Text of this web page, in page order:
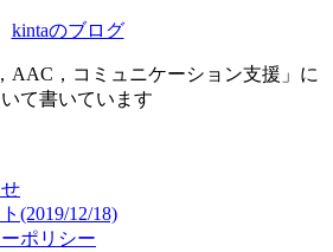
kintaのブログ
AAC，コミュニケーション支援」に
て書いています
(2019/12/18)
ポリシー